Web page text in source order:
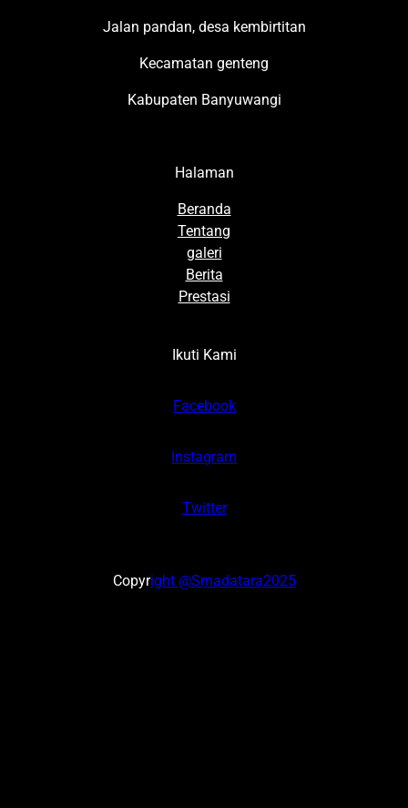
Jalan pandan, desa kembirtitan
Kecamatan genteng
Kabupaten Banyuwangi
Halaman
Beranda
Tentang
galeri
Berita
Prestasi
Ikuti Kami
Facebook
Instagram
Twitter
Copyright @Smadatara2025